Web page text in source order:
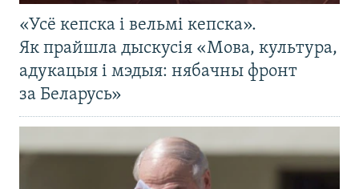
«Усё кепска і вельмі кепска».
Як прайшла дыскусія «Мова, культура,
адукацыя і мэдыя: нябачны фронт
за Беларусь»